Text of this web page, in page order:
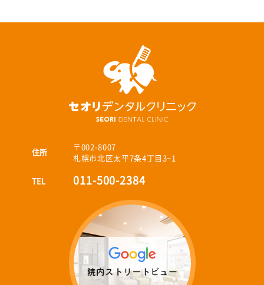
住所
〒002-8007
札幌市北区太平7条4丁目3−1
TEL 011-500-2384